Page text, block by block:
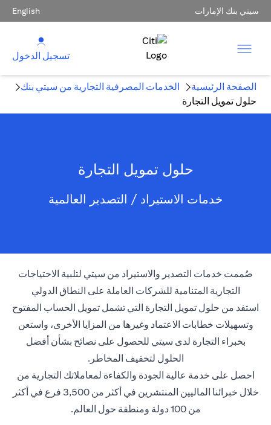
سيتي بنك الإمارات English
تسجيل الدخول
الصفحة الرئيسية
الخدمات المصرفية التجارية من سيتي بنك
حلول تمويل التجارة
حلول تمويل التجارة
خدمات الاستيراد / التصدير العالمية
صُممت خدمات التصدير والاستيراد من سيتي لتلبية الاحتياجات
التجارية المتنامية للشركات العاملة على النطاق الدولي
استفد من حلول تمويل التجارة التي تشمل تمويل الحساب المفتوح
وتسهيلات خطابات الاعتماد وغيرها من المزايا الأخرى، واستعن
بخبراء التجارة لدى سيتي للحصول على نصائح بشأن أفضل
الحلول لتخفيف المخاطر.
احصل على خدمة عالية الجودة والكفاءة لمعاملاتك التجارية من
خلال خبرائنا الماليين المنتشرين في أكثر من 3,500 فرع في أكثر
من 100 دولة ومنطقة حول العالم.